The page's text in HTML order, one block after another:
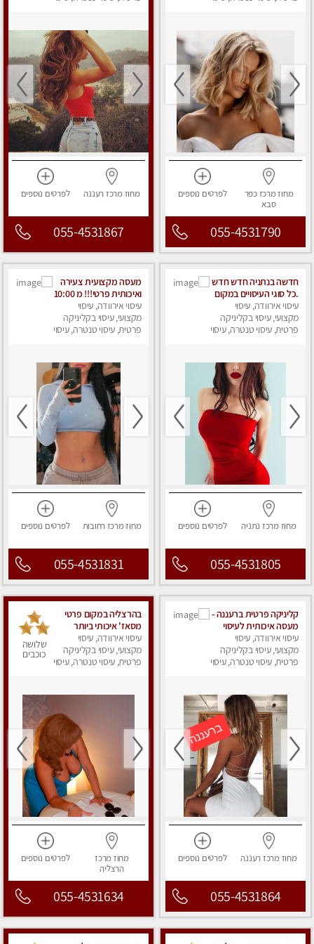
מחוז מרכזכפר
סבא
לפרטים נוספים
055-4531790
מחוז מרכז רעננה לפרטים נוספים
055-4531867
חדשה בנתניה חדש חדש
.כל סוגי העיסויים במקום
הכי מושלם בעיר .
highly
recommended..new
עיסוי אירוודה, עיסוי
מקצועי, עיסוי בקליניקה
פרטית, עיסוי טנטרה, עיסוי
מחוז מרכז נתניה לפרטים נוספים
055-4531805
מעסה מקצועית צעירה
ואיכותית פרטי!!! מ 10:00
בבוקר עד 18:00 בערב.
עיסוי אירוודה, עיסוי
מקצועי, עיסוי בקליניקה
פרטית, עיסוי טנטרה, עיסוי
מחוז מרכז רחובות לפרטים נוספים
055-4531831
קליניקה פרטית ברעננה -
מעסה איכותית לעיסוי
מקצועי ומפנק לכל שרירי
הגוף...
עיסוי אירוודה, עיסוי
מקצועי, עיסוי בקליניקה
פרטית, עיסוי טנטרה, עיסוי
מחוז מרכז רעננה לפרטים נוספים
055-4531864
בהרצליה במקום פרטי
מסאז' איכותי ביותר
ומפנק - לרציניים
בלבד,עיסוי מרגיע מאוד.
עיסוי אירוודה, עיסוי
מקצועי, עיסוי בקליניקה
פרטית, עיסוי טנטרה, עיסוי
שלושה
כוכבים
מחוז מרכז
הרצליה
לפרטים נוספים
055-4531634